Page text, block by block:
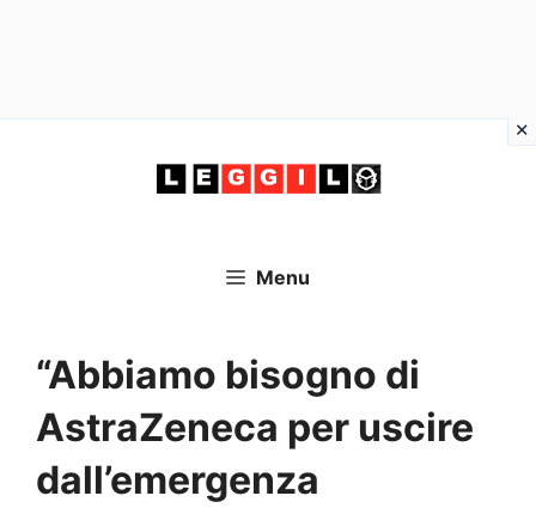
Menu
“Abbiamo bisogno di
AstraZeneca per uscire
dall’emergenza